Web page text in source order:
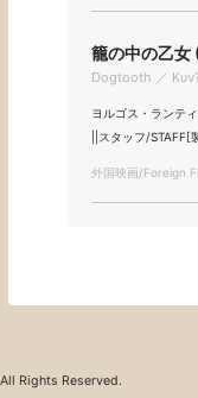
籠の中の乙
Dogtooth ／
ヨルゴス・ランテ
||スタッフ/
外国映画/Foreign
Rights Reserved.